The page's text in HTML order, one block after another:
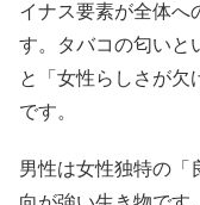
イナス要素が全体へ
す。タバコの匂いと
と「女性らしさが欠
です。
男性は女性独特の「